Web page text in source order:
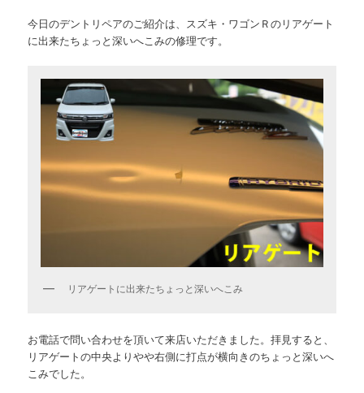
今日のデントリペアのご紹介は、スズキ・ワゴンＲのリアゲート
に出来たちょっと深いへこみの修理です。
リアゲートに出来たちょっと深いへこみ
お電話で問い合わせを頂いて来店いただきました。拝見すると、
リアゲートの中央よりやや右側に打点が横向きのちょっと深いへ
こみでした。